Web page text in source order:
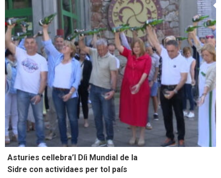
Asturies cellebra’l Díi Mundial de la
Sidre con actividaes per tol país